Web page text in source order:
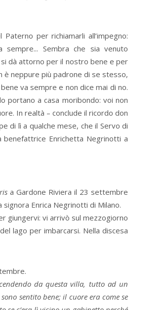
per richiamarli all’impegno:
Sembra che sia venuto
dà attorno per il nostro bene e per
è neppure più padrone di se stesso,
va sempre e non dice mai di no.
portano a casa moribondo: voi non
In realtà – conclude il ricordo don
di lì a qualche mese, che il Servo di
Enrichetta Negrinotti a
a Gardone Riviera il 23 settembre
Enrica Negrinotti di Milano.
giungervi: vi arrivò sul mezzogiorno
lago per imbarcarsi. Nella discesa
da questa villa, tutto ad un
sentito bene; il cuore era come se